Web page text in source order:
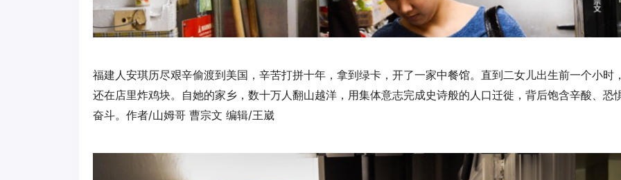
福建人安琪历尽艰辛偷渡到美国，辛苦打拼十年，拿到绿卡，开了一家中餐馆。直到二女儿出生前一个小时
还在店里炸鸡块。自她的家乡，数十万人翻山越洋，用集体意志完成史诗般的人口迁徙，背后饱含辛酸、恐
奋斗。作者/山姆哥 曹宗文 编辑/王崴